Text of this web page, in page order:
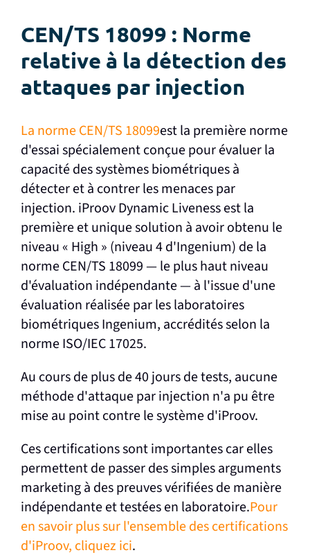
CEN/TS 18099 : Norme
relative à la détection des
attaques par injection
La norme CEN/TS 18099est la première norme
d'essai spécialement conçue pour évaluer la
capacité des systèmes biométriques à
détecter et à contrer les menaces par
injection. iProov Dynamic Liveness est la
première et unique solution à avoir obtenu le
niveau « High » (niveau 4 d'Ingenium) de la
norme CEN/TS 18099 — le plus haut niveau
d'évaluation indépendante — à l'issue d'une
évaluation réalisée par les laboratoires
biométriques Ingenium, accrédités selon la
norme ISO/IEC 17025.
Au cours de plus de 40 jours de tests, aucune
méthode d'attaque par injection n'a pu être
mise au point contre le système d'iProov.
Ces certifications sont importantes car elles
permettent de passer des simples arguments
marketing à des preuves vérifiées de manière
indépendante et testées en laboratoire.Pour
en savoir plus sur l'ensemble des certifications
d'iProov, cliquez ici.